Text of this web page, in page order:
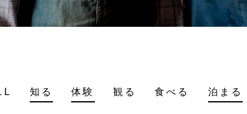
知る 体験 観る 食べる 泊まる